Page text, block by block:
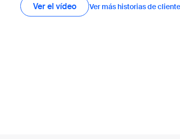
Ver el vídeo Ver el vídeo
Ver más historias de